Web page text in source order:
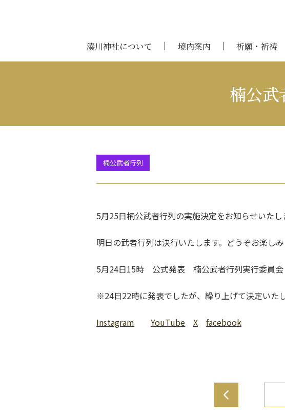
湊川神社について 境内案内 祈願・祈祷
楠公武
楠公武者行列
5月25日楠公武者行列の実施決定をお知らせいたし
明日の武者行列は決行いたします。どうぞお楽し
5月24日15時 公式発表 楠公武者行列実行委員会
※24日22時に発表でしたが、繰り上げて決定いた
Instagram YouTube X facebook